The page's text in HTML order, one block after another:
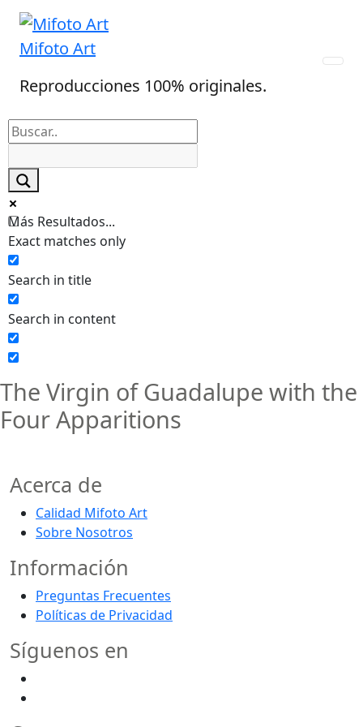
Skip
content
Mifoto Art
Reproducciones 100% originales.
Más Resultados...
Exact matches only
Search in title
Search in content
The Virgin of Guadalupe with the
Four Apparitions
Acerca de
Calidad Mifoto Art
Sobre Nosotros
Información
Preguntas Frecuentes
Políticas de Privacidad
Síguenos en